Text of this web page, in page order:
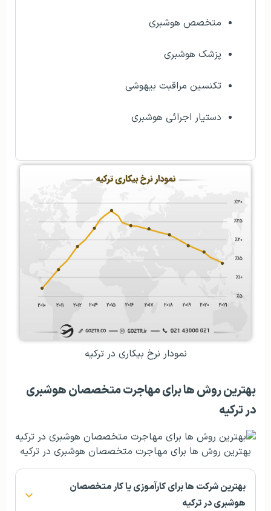
متخصص هوشبری
پزشک هوشبری
تکنسین مراقبت بیهوشی
دستیار اجرائی هوشبری
نمودار نرخ بیکاری در ترکیه
بهترین روش ها برای مهاجرت متخصصان هوشبری
در ترکیه
بهترین روش ها برای مهاجرت متخصصان هوشبری در ترکیه
بهترین شرکت ها برای کارآموزی یا کار متخصصان
هوشبری در ترکیه